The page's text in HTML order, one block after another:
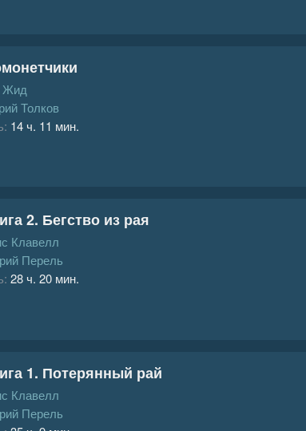
Жид
Толков
14 ч. 11 мин.
2. Бегство из рая
Клавелл
Перель
28 ч. 20 мин.
1. Потерянный рай
Клавелл
Перель